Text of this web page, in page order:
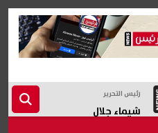
رئيس التحرير
شيماء جلال